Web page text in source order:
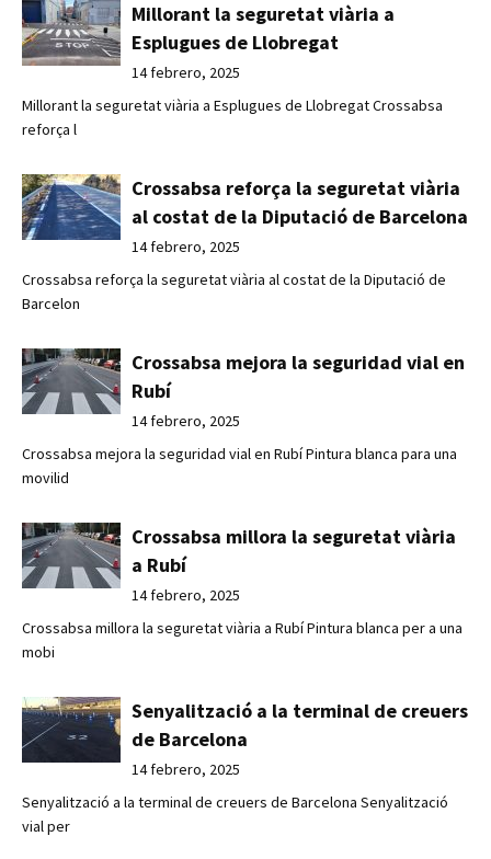
Millorant la seguretat viària a
Esplugues de Llobregat
14 febrero, 2025
Millorant la seguretat viària a Esplugues de Llobregat Crossabsa
reforça l
Crossabsa reforça la seguretat viària
al costat de la Diputació de Barcelona
14 febrero, 2025
Crossabsa reforça la seguretat viària al costat de la Diputació de
Barcelon
Crossabsa mejora la seguridad vial en
Rubí
14 febrero, 2025
Crossabsa mejora la seguridad vial en Rubí Pintura blanca para una
movilid
Crossabsa millora la seguretat viària
a Rubí
14 febrero, 2025
Crossabsa millora la seguretat viària a Rubí Pintura blanca per a una
mobi
Senyalització a la terminal de creuers
de Barcelona
14 febrero, 2025
Senyalització a la terminal de creuers de Barcelona Senyalització
vial per